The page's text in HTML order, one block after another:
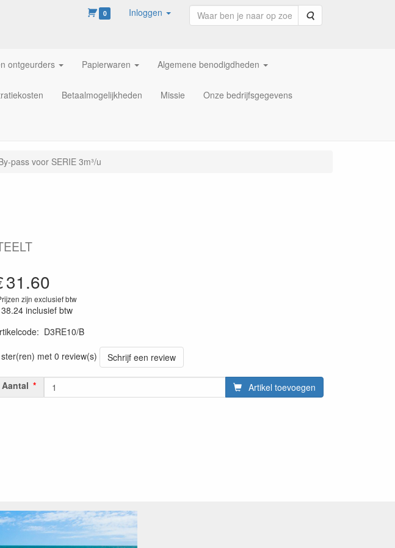
0 Inloggen Zoeken
ontgeurders Papierwaren Algemene benodigdheden
Betaalmogelijkheden Missie Onze bedrijfsgegevens
pass voor SERIE 3m³/u
31.60
zijn exclusief btw
inclusief btw
: D3RE10/B
met 0 review(s)
Schrijf een review
Aantal Artikel toevoegen